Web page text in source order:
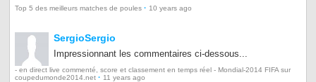
Top 5 des meilleurs matches de poules · 10 years ago
SergioSergio
Impressionnant les commentaires ci-dessous...
- en direct live commenté, score et classement en temps réel - Mondial-2014 FIFA sur
coupedumonde2014.net · 11 years ago